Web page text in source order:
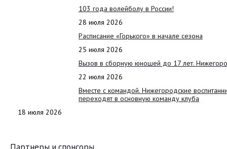
103 года волейболу в России!
28 июля 2026
Расписание «Горького» в начале сезона
25 июля 2026
Вызов в сборную юношей до 17 лет.
22 июля 2026
Вместе с командой. Нижегородские
переходят в основную команду клуба
18 июля 2026